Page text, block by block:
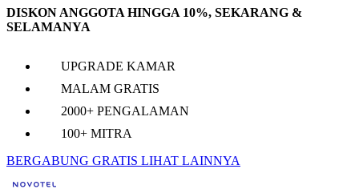
DISKON ANGGOTA HINGGA 10%, SEKARANG &
SELAMANYA
UPGRADE KAMAR
MALAM GRATIS
2000+ PENGALAMAN
100+ MITRA
BERGABUNG GRATIS LIHAT LAINNYA